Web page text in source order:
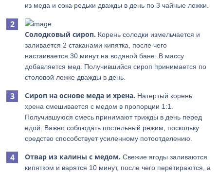
из меда и сока редьки дважды в день по 3 чайные ложки.
Солодковый сироп. Корень солодки измельчается и
заливается 2 стаканами кипятка, после чего
настаивается 30 минут на водяной бане. В массу
добавляется мед. Получившийся сироп принимается по
столовой ложке дважды в день.
Сироп на основе меда и хрена. Натертый корень
хрена смешивается с медом в пропорции 1:1.
Получившуюся смесь принимают трижды в день перед
едой. Важно соблюдать постельный режим, поскольку
средство способствует усиленному потоотделению.
Отвар из калины с медом. Свежие ягоды заливаются
кипятком и варятся 10 минут, после чего перетираются, а